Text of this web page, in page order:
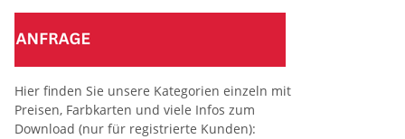
Hier finden Sie unsere Kategorien einzeln mit
Preisen, Farbkarten und viele Infos zum
Download (nur für registrierte Kunden):